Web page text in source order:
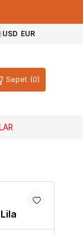
USD EUR
Sepet 0